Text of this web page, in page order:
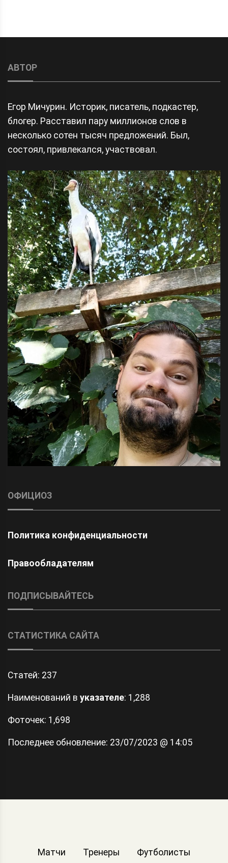
АВТОР
Егор Мичурин. Историк, писатель, подкастер,
блогер. Расставил пару миллионов слов в
несколько сотен тысяч предложений. Был,
состоял, привлекался, участвовал.
ОФИЦИОЗ
Политика конфиденциальности
Правообладателям
ПОДПИСЫВАЙТЕСЬ
СТАТИСТИКА САЙТА
Статей: 237
Наименований в указателе: 1,288
Фоточек: 1,698
Последнее обновление: 23/07/2023 @ 14:05
Матчи Тренеры Футболисты